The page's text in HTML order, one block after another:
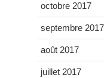
octobre 2017
septembre 2017
août 2017
juillet 2017